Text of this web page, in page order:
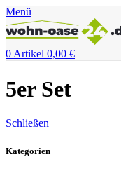
Menü
0Artikel 0,00 €
5er Set
Schließen
Kategorien